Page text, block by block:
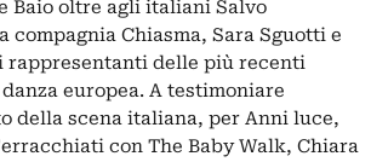
Baio oltre agli italiani Salvo
compagnia Chiasma, Sara Sguotti e
rappresentanti delle più recenti
europea. A testimoniare
della scena italiana, per Anni luce,
con The Baby Walk, Chiara